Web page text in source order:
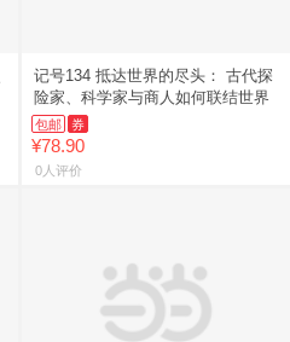
记号134 抵达世界的尽头： 古代探
险家、科学家与商人如何联结世界
包邮 券
¥78.90
0人评价